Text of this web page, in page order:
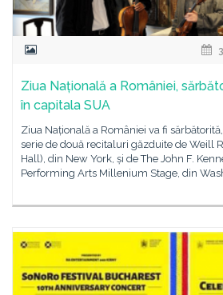
Ziua Națională a României,
în capitala SUA
Ziua Națională a României va fi
serie de două recitaluri găzduite de Weill
Hall), din New York, și de The John F.
Performing Arts Millenium Stage, din